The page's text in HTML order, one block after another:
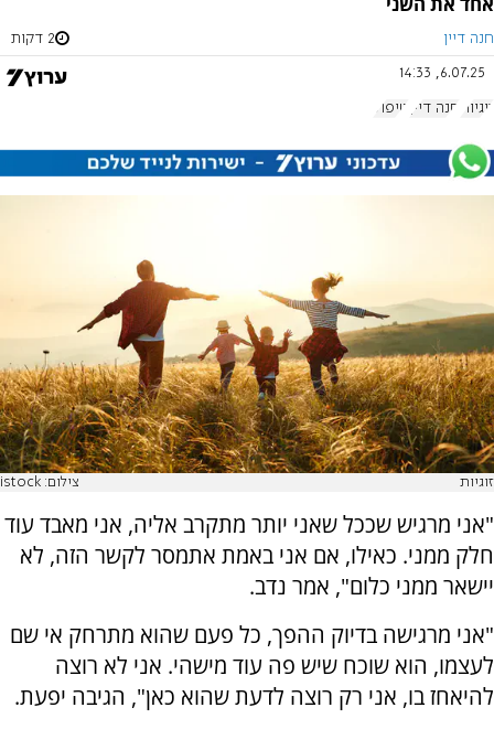
חנה דיין 2 דקות
6.07.25, 14:33
זוגיות חנה דיין טיפול
זוגיות צילום: istock
"אני מרגיש שככל שאני יותר מתקרב אליה, אני מאבד עוד
חלק ממני. כאילו, אם אני באמת אתמסר לקשר הזה, לא
יישאר ממני כלום", אמר נדב.
"אני מרגישה בדיוק ההפך, כל פעם שהוא מתרחק אי שם
לעצמו, הוא שוכח שיש פה עוד מישהי. אני לא רוצה
להיאחז בו, אני רק רוצה לדעת שהוא כאן", הגיבה יפעת.